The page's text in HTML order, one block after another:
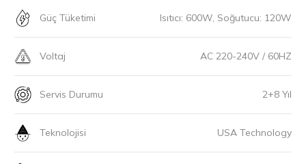
Güç Tüketimi Isıtıcı: 600W, Soğutucu: 120W
Voltaj AC 220-240V / 60HZ
Servis Durumu 2+8 Yıl
Teknolojisi USA Technology